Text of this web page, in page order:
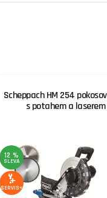
Scheppach HM 254
s potahem a laserem
12 %
SLEVA
SERVIS+